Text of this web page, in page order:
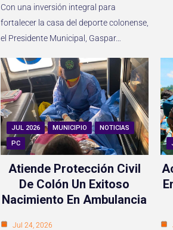
Con una inversión integral para
fortalecer la casa del deporte colonense,
el Presidente Municipal, Gaspar…
JUL 2026 MUNICIPIO
NOTICIAS
PC
Atiende Protección Civil
De Colón Un Exitoso
Nacimiento En Ambulancia
Jul 24, 2026